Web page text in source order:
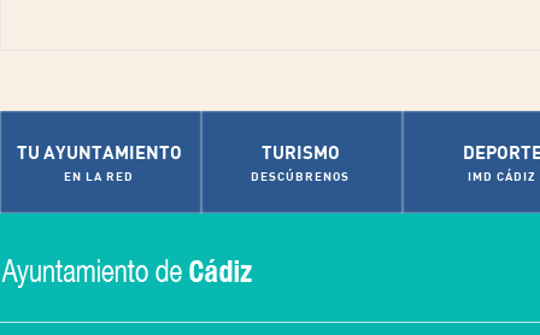
TU AYUNTAMIENTO
EN LA RED
TURISMO
DESCÚBRENOS IMD CÁDIZ